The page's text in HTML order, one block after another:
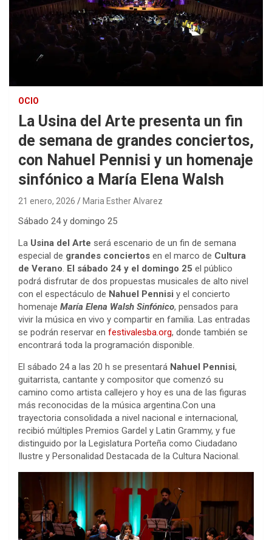
OCIO
La Usina del Arte presenta un fin
de semana de grandes conciertos,
con Nahuel Pennisi y un homenaje
sinfónico a María Elena Walsh
21 enero, 2026 Maria Esther Alvarez
Sábado 24 y domingo 25
La Usina del Arte será escenario de un fin de semana
especial de grandes conciertos en el marco de Cultura
de Verano. El sábado 24 y el domingo 25 el público
podrá disfrutar de dos propuestas musicales de alto nivel
con el espectáculo de Nahuel Pennisi y el concierto
homenaje María Elena Walsh Sinfónico, pensados para
vivir la música en vivo y compartir en familia. Las entradas
se podrán reservar en festivalesba.org, donde también se
encontrará toda la programación disponible.
El sábado 24 a las 20 h se presentará Nahuel Pennisi,
guitarrista, cantante y compositor que comenzó su
camino como artista callejero y hoy es una de las figuras
más reconocidas de la música argentina.Con una
trayectoria consolidada a nivel nacional e internacional,
recibió múltiples Premios Gardel y Latin Grammy, y fue
distinguido por la Legislatura Porteña como Ciudadano
Ilustre y Personalidad Destacada de la Cultura Nacional.